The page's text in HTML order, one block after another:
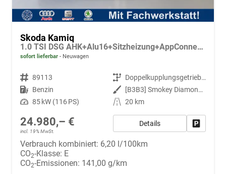
Skoda Kamiq
1.0 TSI DSG AHK+Alu16+Sitzheizung+AppConnect+GV5+LED+Nebel+Klima
sofort lieferbar Neuwagen
Fahrzeugnr. 89113 Getriebe
Doppelkupplungsgetriebe (DSG)
Kraftstoff Benzin Außenfarbe
[B3B3] Smokey Diamond-Silber Metallic
Leistung 85 kW (116 PS) Kilometerstand 20 km
24.980,– €
incl. 19% MwSt.
Details
Verbrauch kombiniert: 6,20 l/100km
CO2-Klasse: E
CO2-Emissionen: 141,00 g/km